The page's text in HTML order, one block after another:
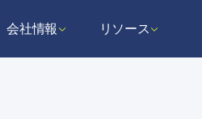
会社情報 リソース